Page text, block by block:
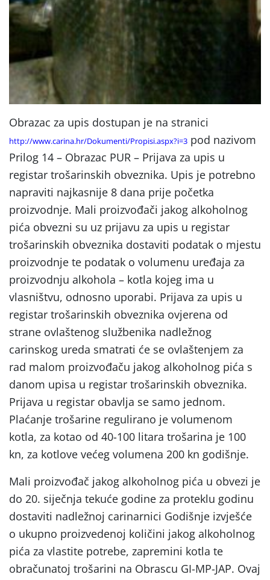
Obrazac za upis dostupan je na stranici
http://www.carina.hr/Dokumenti/Propisi.aspx?i=3 pod nazivom
Prilog 14 – Obrazac PUR – Prijava za upis u
registar trošarinskih obveznika. Upis je potrebno
napraviti najkasnije 8 dana prije početka
proizvodnje. Mali proizvođači jakog alkoholnog
pića obvezni su uz prijavu za upis u registar
trošarinskih obveznika dostaviti podatak o mjestu
proizvodnje te podatak o volumenu uređaja za
proizvodnju alkohola – kotla kojeg ima u
vlasništvu, odnosno uporabi. Prijava za upis u
registar trošarinskih obveznika ovjerena od
strane ovlaštenog službenika nadležnog
carinskog ureda smatrati će se ovlaštenjem za
rad malom proizvođaču jakog alkoholnog pića s
danom upisa u registar trošarinskih obveznika.
Prijava u registar obavlja se samo jednom.
Plaćanje trošarine regulirano je volumenom
kotla, za kotao od 40-100 litara trošarina je 100
kn, za kotlove većeg volumena 200 kn godišnje.
Mali proizvođač jakog alkoholnog pića u obvezi je
do 20. siječnja tekuće godine za proteklu godinu
dostaviti nadležnoj carinarnici Godišnje izvješće
o ukupno proizvedenoj količini jakog alkoholnog
pića za vlastite potrebe, zapremini kotla te
obračunatoj trošarini na Obrascu GI-MP-JAP. Ovaj